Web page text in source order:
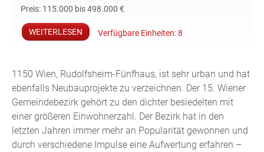
Preis: 115.000 bis 498.000 €
WEITERLESEN Verfügbare Einheiten:8
1150 Wien, Rudolfsheim-Fünfhaus, ist sehr urban und hat
ebenfalls Neubauprojekte zu verzeichnen. Der 15. Wiener
Gemeindebezirk gehört zu den dichter besiedelten mit
einer größeren Einwohnerzahl. Der Bezirk hat in den
letzten Jahren immer mehr an Popularität gewonnen und
durch verschiedene Impulse eine Aufwertung erfahren –